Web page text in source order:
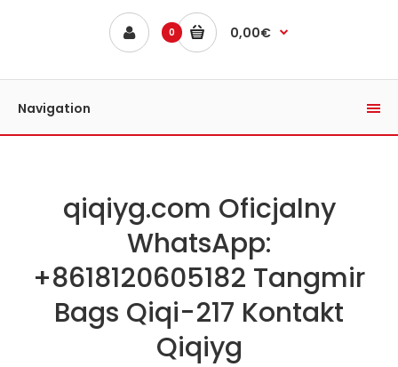
0 0,00€
Navigation
qiqiyg.com Oficjalny
WhatsApp:
+8618120605182 Tangmir
Bags Qiqi-217 Kontakt
Qiqiyg